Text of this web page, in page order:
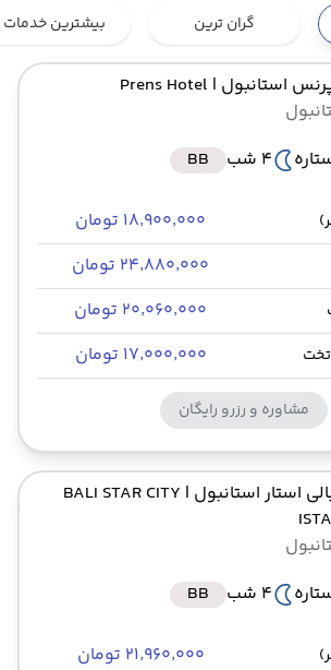
گران ترین بیشترین خدمات
استانبول | Prens Hotel
4 شب BB
۱۸٬۹۰۰٬۰۰۰ تومان
۲۴٬۸۸۰٬۰۰۰ تومان
۲۰٬۰۶۰٬۰۰۰ تومان
۱۷٬۰۰۰٬۰۰۰ تومان
مشاوره و رزرو رایگان
استار استانبول | BALI STAR CITY
4 شب BB
۲۱٬۹۶۰٬۰۰۰ تومان